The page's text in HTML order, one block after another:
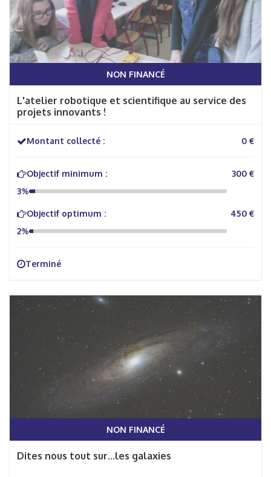
NON FINANCÉ
L'atelier robotique et scientifique au service des
projets innovants !
Montant collecté : 0 €
Objectif minimum :
300 €
3%
Objectif optimum :
450 €
2%
Terminé
NON FINANCÉ
Dites nous tout sur...les galaxies